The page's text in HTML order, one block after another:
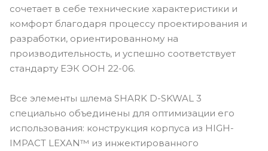
сочетает в себе технические характеристики и
комфорт благодаря процессу проектирования и
разработки, ориентированному на
производительность, и успешно соответствует
стандарту ЕЭК ООН 22-06.
Все элементы шлема SHARK D-SKWAL 3
специально объединены для оптимизации его
использования: конструкция корпуса из HIGH-
IMPACT LEXAN™ из инжектированного